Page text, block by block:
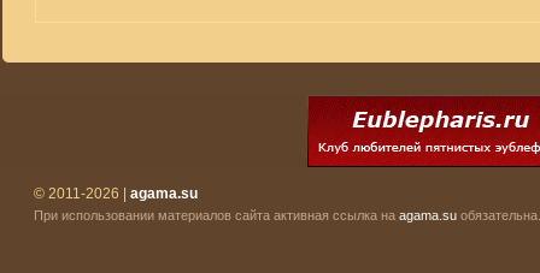
© 2011-2026 | agama.su
При использовании материалов сайта активная ссылка на agama.su обязательна.